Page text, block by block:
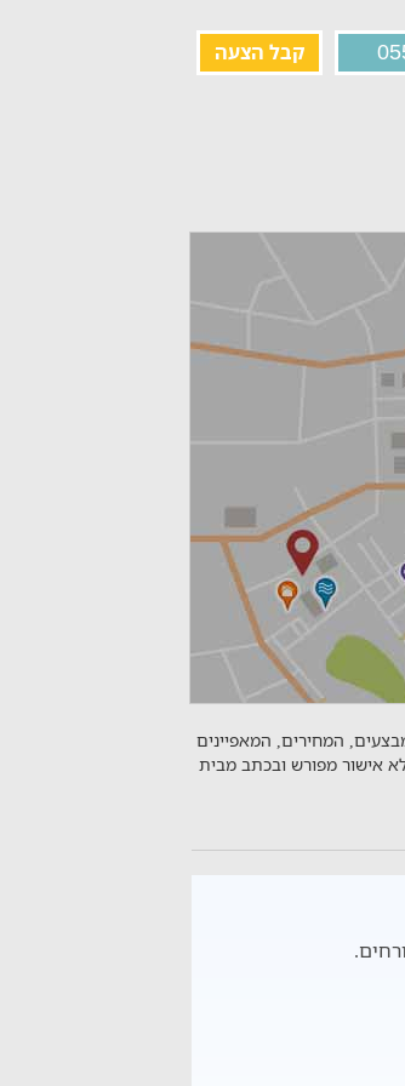
קבל הצעה
המחירים, המאפיינים
אישור מפורש ובכתב מבית